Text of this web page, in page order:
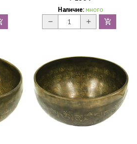
Наличие: много